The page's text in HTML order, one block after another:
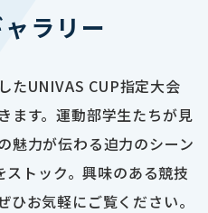
ラリー
たUNIVAS CUP指定大会
ます。運動部学生たちが見
魅力が伝わる迫力のシーン
トック。興味のある競技
お気軽にご覧ください。